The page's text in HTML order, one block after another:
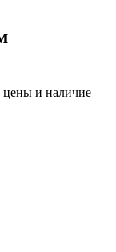
цены и наличие